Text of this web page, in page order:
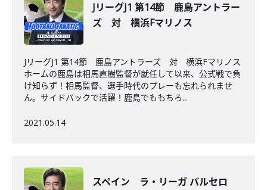
JリーグJ1 第14節 鹿島アントラー
ズ 対 横浜Fマリノス
JリーグJ1 第14節 鹿島アントラーズ 対 横浜Fマリノス
ホームの鹿島は相馬直樹監督が就任して以来、公式戦で負
け知らず！相馬監督、選手時代のプレーも忘れられませ
ん。サイドバックで活躍！鹿島でももちろ...
2021.05.14
スペイン ラ・リーガ バルセロ